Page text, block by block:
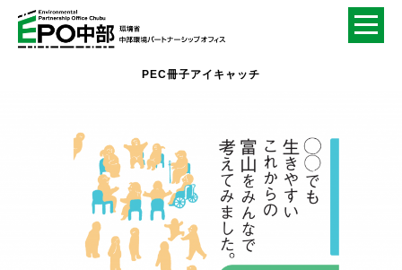
PEC冊子アイキャッチ